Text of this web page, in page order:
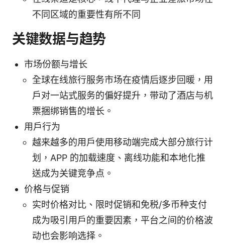
不同区域的重要性有所不同
关键数据与趋势
市场份额与增长
全球在线旅行服务市场在疫情后逐步回暖，用
户对一站式服务的偏好提升，带动了酒店与机
票捆绑销售的增长。
用户行为
越来越多的用户使用移动端完成大部分旅行计
划，APP 的加载速度、离线功能和本地化推
送成为关键竞争点。
价格与促销
实时价格对比、限时促销和免税/多币种支付
成为吸引用户的重要因素，平台之间的价格波
动也会影响选择。